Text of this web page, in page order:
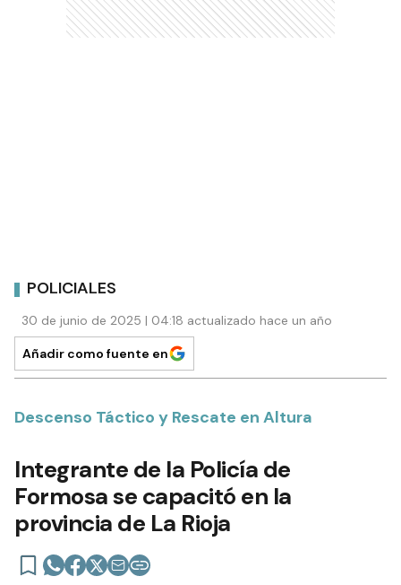
POLICIALES
30 de junio de 2025 | 04:18 actualizado hace un año
Añadir como fuente en
Descenso Táctico y Rescate en Altura
Integrante de la Policía de
Formosa se capacitó en la
provincia de La Rioja